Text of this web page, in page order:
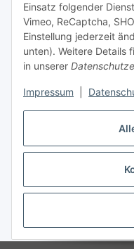
Einsatz folgender
Vimeo, ReCaptcha,
Einstellung jederzeit
unten). Weitere Details
in unserer
Impressum